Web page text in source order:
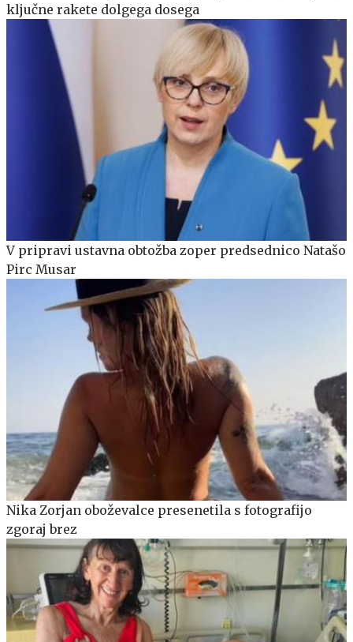
ključne rakete dolgega dosega
V pripravi ustavna obtožba zoper predsednico Natašo
Pirc Musar
Nika Zorjan oboževalce presenetila s fotografijo
zgoraj brez